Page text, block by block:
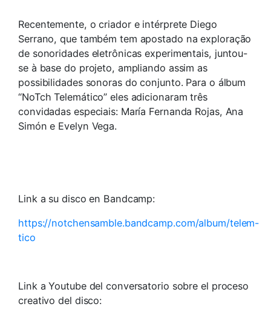
Recentemente, o criador e intérprete Diego
Serrano, que também tem apostado na exploração
de sonoridades eletrônicas experimentais, juntou-
se à base do projeto, ampliando assim as
possibilidades sonoras do conjunto. Para o álbum
“NoTch Telemático” eles adicionaram três
convidadas especiais: María Fernanda Rojas, Ana
Simón e Evelyn Vega.
Link a su disco en Bandcamp:
https://notchensamble.bandcamp.com/album/telem-
tico
Link a Youtube del conversatorio sobre el proceso
creativo del disco: